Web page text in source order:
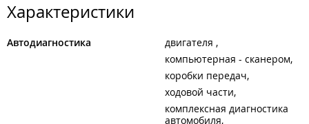
Характеристики
Автодиагностика
двигателя
компьютерная - сканером
коробки передач
ходовой части
комплексная диагностика
автомобиля